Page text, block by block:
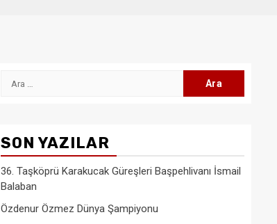
Arama:
SON YAZILAR
36. Taşköprü Karakucak Güreşleri Başpehlivanı İsmail
Balaban
Özdenur Özmez Dünya Şampiyonu